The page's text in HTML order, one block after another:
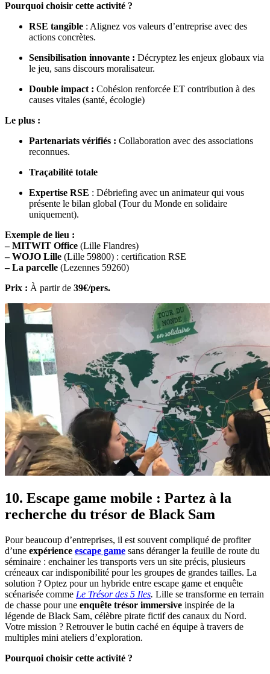
Pourquoi choisir cette activité ?
RSE tangible : Alignez vos valeurs d’entreprise avec des
actions concrètes.
Sensibilisation innovante : Décryptez les enjeux globaux via
le jeu, sans discours moralisateur.
Double impact : Cohésion renforcée ET contribution à des
causes vitales (santé, écologie)
Le plus :
Partenariats vérifiés : Collaboration avec des associations
reconnues.
Traçabilité totale
Expertise RSE : Débriefing avec un animateur qui vous
présente le bilan global (Tour du Monde en solidaire
uniquement).
Exemple de lieu :
– MITWIT Office (Lille Flandres)
– WOJO Lille (Lille 59800) : certification RSE
– La parcelle (Lezennes 59260)
Prix : À partir de 39€/pers.
10. Escape game mobile : Partez à la
recherche du trésor de Black Sam
Pour beaucoup d’entreprises, il est souvent compliqué de profiter
d’une expérience escape game sans déranger la feuille de route du
séminaire : enchainer les transports vers un site précis, plusieurs
créneaux car indisponibilité pour les groupes de grandes tailles. La
solution ? Optez pour un hybride entre escape game et enquête
scénarisée comme Le Trésor des 5 Iles. Lille se transforme en terrain
de chasse pour une enquête trésor immersive inspirée de la
légende de Black Sam, célèbre pirate fictif des canaux du Nord.
Votre mission ? Retrouver le butin caché en équipe à travers de
multiples mini ateliers d’exploration.
Pourquoi choisir cette activité ?